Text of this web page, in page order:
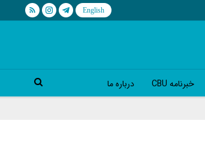
خبرنامه CBU درباره ما